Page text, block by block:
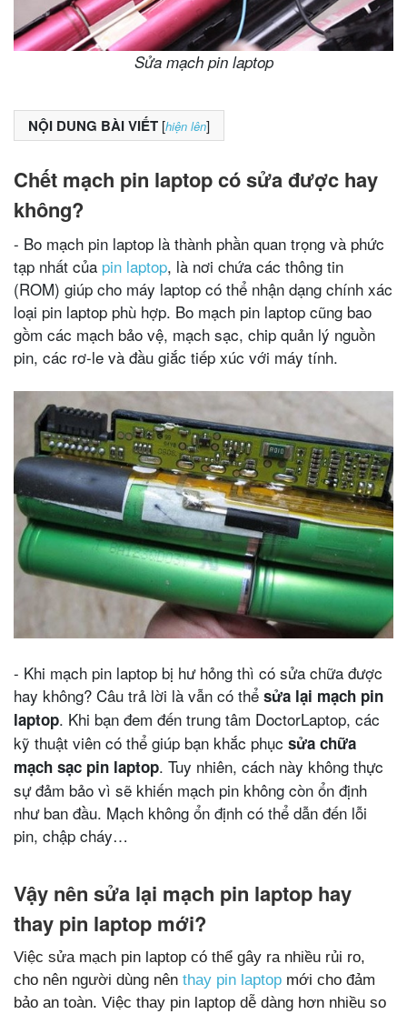
Sửa mạch pin laptop
NỘI DUNG BÀI VIẾT [hiện lên]
Chết mạch pin laptop có sửa được hay
không?
- Bo mạch pin laptop là thành phần quan trọng và phức
tạp nhất của pin laptop, là nơi chứa các thông tin
(ROM) giúp cho máy laptop có thể nhận dạng chính xác
loại pin laptop phù hợp. Bo mạch pin laptop cũng bao
gồm các mạch bảo vệ, mạch sạc, chip quản lý nguồn
pin, các rơ-le và đầu giắc tiếp xúc với máy tính.
- Khi mạch pin laptop bị hư hỏng thì có sửa chữa được
hay không? Câu trả lời là vẫn có thể sửa lại mạch pin
laptop. Khi bạn đem đến trung tâm DoctorLaptop, các
kỹ thuật viên có thể giúp bạn khắc phục sửa chữa
mạch sạc pin laptop. Tuy nhiên, cách này không thực
sự đảm bảo vì sẽ khiến mạch pin không còn ổn định
như ban đầu. Mạch không ổn định có thể dẫn đến lỗi
pin, chập cháy…
Vậy nên sửa lại mạch pin laptop hay
thay pin laptop mới?
Việc sửa mạch pin laptop có thể gây ra nhiều rủi ro,
cho nên người dùng nên thay pin laptop mới cho đảm
bảo an toàn. Việc thay pin laptop dễ dàng hơn nhiều so